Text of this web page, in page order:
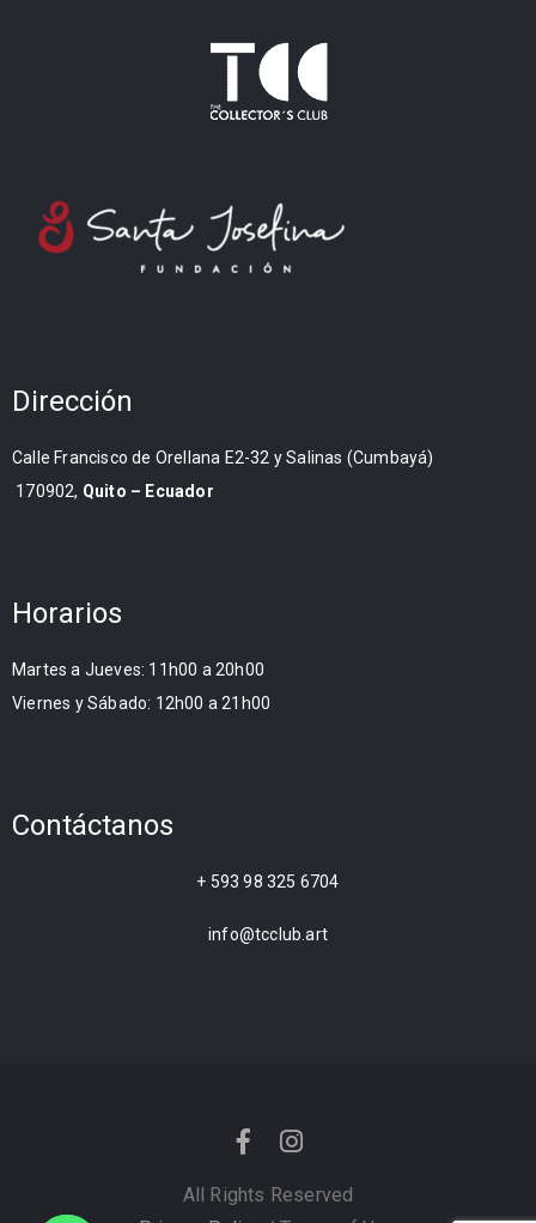
Dirección
Calle Francisco de Orellana E2-32 y Salinas (Cumbayá)
170902, Quito – Ecuador
Horarios
Martes a Jueves: 11h00 a 20h00
Viernes y Sábado: 12h00 a 21h00
Contáctanos
+ 593 98 325 6704
info@tcclub.art
All Rights Reserved